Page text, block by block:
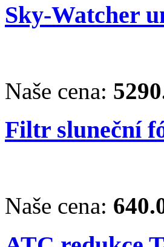
Sky-Watcher
Naše cena:
Filtr sluneční
Naše cena: